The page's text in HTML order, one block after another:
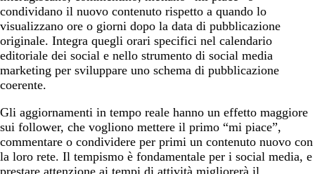
condividano il nuovo contenuto rispetto a quando lo
visualizzano ore o giorni dopo la data di pubblicazione
originale. Integra quegli orari specifici nel calendario
editoriale dei social e nello strumento di social media
marketing per sviluppare uno schema di pubblicazione
coerente.
Gli aggiornamenti in tempo reale hanno un effetto maggiore
sui follower, che vogliono mettere il primo “mi piace”,
commentare o condividere per primi un contenuto nuovo con
la loro rete. Il tempismo è fondamentale per i social media, e